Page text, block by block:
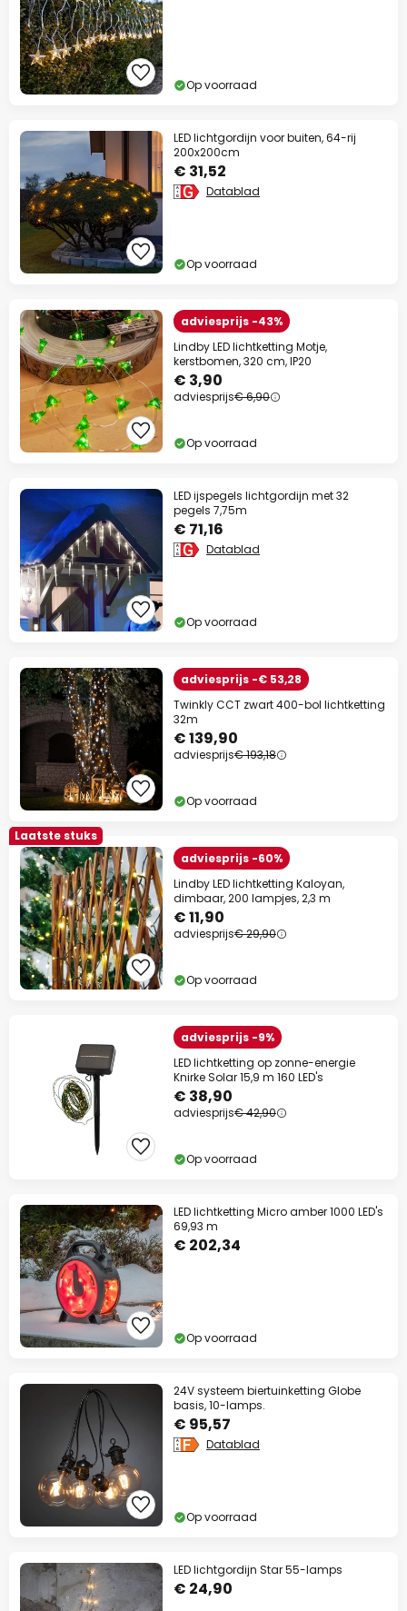
Op voorraad
LED lichtgordijn voor buiten, 64-rij
200x200cm
€ 31,52
Datablad
Op voorraad
adviesprijs -43%
Lindby LED lichtketting Motje,
kerstbomen, 320 cm, IP20
€ 3,90
adviesprijs€ 6,90
Op voorraad
LED ijspegels lichtgordijn met 32
pegels 7,75m
€ 71,16
Datablad
Op voorraad
adviesprijs -€ 53,28
Twinkly CCT zwart 400-bol lichtketting
32m
€ 139,90
adviesprijs€ 193,18
Op voorraad
Laatste stuks
adviesprijs -60%
Lindby LED lichtketting Kaloyan,
dimbaar, 200 lampjes, 2,3 m
€ 11,90
adviesprijs€ 29,90
Op voorraad
adviesprijs -9%
LED lichtketting op zonne-energie
Knirke Solar 15,9 m 160 LED's
€ 38,90
adviesprijs€ 42,90
Op voorraad
LED lichtketting Micro amber 1000 LED's
69,93 m
€ 202,34
Op voorraad
24V systeem biertuinketting Globe
basis, 10-lamps.
€ 95,57
Datablad
Op voorraad
LED lichtgordijn Star 55-lamps
€ 24,90